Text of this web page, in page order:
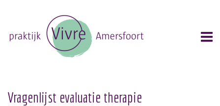
Vragenlijst evaluatie therapie